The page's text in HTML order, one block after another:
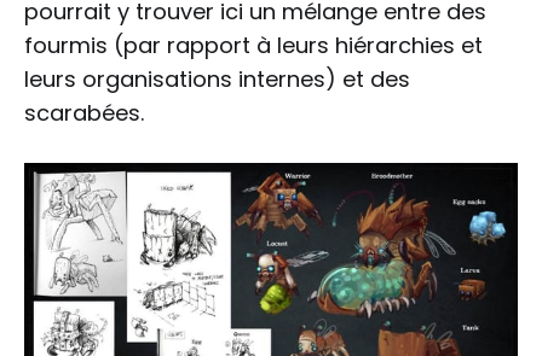
pourrait y trouver ici un mélange entre des
fourmis (par rapport à leurs hiérarchies et
leurs organisations internes) et des
scarabées.